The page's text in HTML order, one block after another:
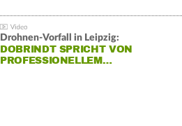
Drohnen-Vorfall in Leipzig:
DOBRINDT SPRICHT VON
PROFESSIONELLEM…